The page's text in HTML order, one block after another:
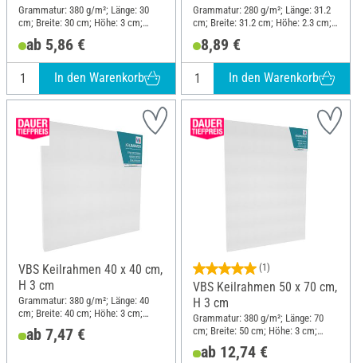
Grammatur: 380 g/m²; Länge: 30
cm; Breite: 30 cm; Höhe: 3 cm;
Material: Baumwolle
ab 5,86 €
In den Warenkorb
Grammatur: 280 g/m²; Länge: 31.2
cm; Breite: 31.2 cm; Höhe: 2.3 cm;
8,89 €
In den Warenkorb
VBS Keilrahmen 40 x 40 cm,
H 3 cm
Grammatur: 380 g/m²; Länge: 40
cm; Breite: 40 cm; Höhe: 3 cm;
Material: Baumwolle
ab 7,47 €
(1)
VBS Keilrahmen 50 x 70 cm,
H 3 cm
Grammatur: 380 g/m²; Länge: 70
cm; Breite: 50 cm; Höhe: 3 cm;
Material: Baumwolle
ab 12,74 €